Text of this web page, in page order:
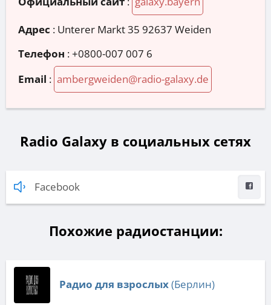
Адрес : Unterer Markt 35 92637 Weiden
Телефон :+0800-007 007 6
Email : ambergweiden@radio-galaxy.de
Radio Galaxy в социальных сетях
Facebook
Похожие радиостанции:
Радио для взрослых(Берлин)